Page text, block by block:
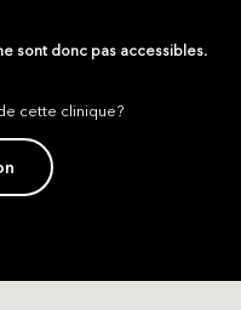
sont donc pas accessibles.
cette clinique?